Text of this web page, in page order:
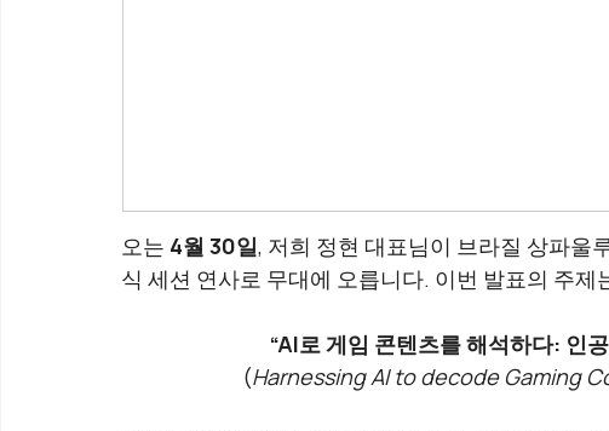
오는 4월 30일, 저희 정현 대표님이 브라질 상파울
식 세션 연사로 무대에 오릅니다. 이번 발표의 주제
“AI로 게임 콘텐츠를 해석하다: 인
(Harnessing AI to decode Gaming